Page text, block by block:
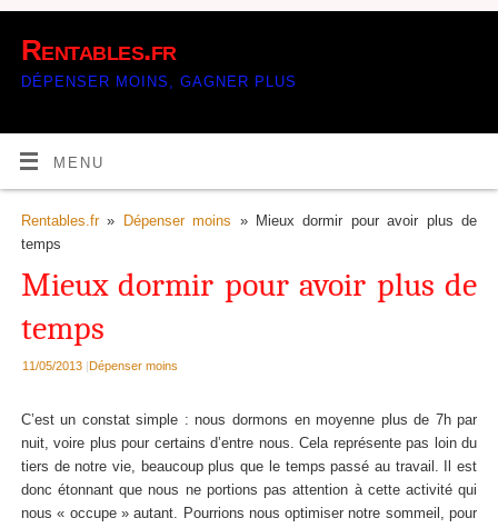
Rentables.fr
DÉPENSER MOINS, GAGNER PLUS
MENU
Rentables.fr» Dépenser moins » Mieux dormir pour avoir plus de
temps
Mieux dormir pour avoir plus de
temps
11/05/2013 |Dépenser moins
C’est un constat simple : nous dormons en moyenne plus de 7h par
nuit, voire plus pour certains d’entre nous. Cela représente pas loin du
tiers de notre vie, beaucoup plus que le temps passé au travail. Il est
donc étonnant que nous ne portions pas attention à cette activité qui
nous « occupe » autant. Pourrions nous optimiser notre sommeil, pour